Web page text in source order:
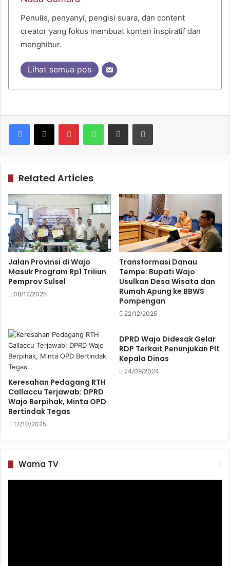
Penulis, penyanyi, pengisi suara, dan content
creator yang fokus membuat konten inspiratif dan
menghibur.
Lihat semua pos
PinterestWhatsAppShare via Email Print
Related Articles
Jalan Provinsi di Wajo
Masuk Program Rp1 Triliun
Pemprov Sulsel
08/12/2025
Transformasi Danau
Tempe: Bupati Wajo
Usulkan Desa Wisata dan
Rumah Apung ke BBWS
Pompengan
22/12/2025
Keresahan Pedagang RTH
Callaccu Terjawab: DPRD
Wajo Berpihak, Minta OPD
Bertindak Tegas
17/10/2025
DPRD Wajo Didesak Gelar
RDP Terkait Penunjukan Plt
Kepala Dinas
24/09/2024
Wama TV